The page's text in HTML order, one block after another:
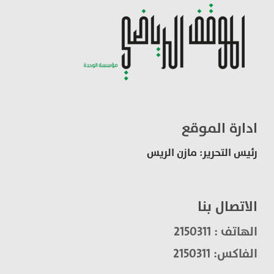
ادارة الموقع
رئيس التحرير: مازن الريس
الاتصال بنا
الهاتف : 2150311
الفاكس: 2150311